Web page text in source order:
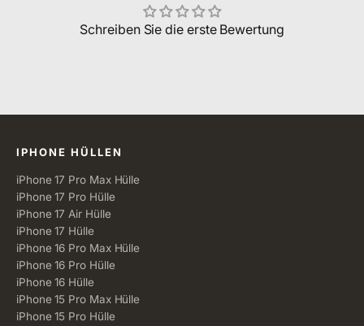
Schreiben Sie die erste Bewertung
Alle Kategorien
IPHONE HÜLLEN
iPhone 17 Pro Max Hülle
iPhone 17 Pro Hülle
iPhone 17 Air Hülle
iPhone 17 Hülle
iPhone 16 Pro Max Hülle
iPhone 16 Pro Hülle
iPhone 16 Hülle
iPhone 15 Pro Max Hülle
iPhone 15 Pro Hülle